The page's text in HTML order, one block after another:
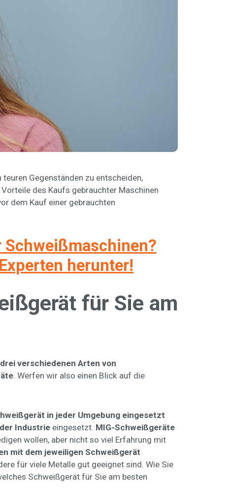
Gegenständen zu entscheiden,
des Kaufs gebrauchter Maschinen
dem Kauf einer gebrauchten
Schweißmaschinen?
herunter!
für Sie am
verschiedenen Arten von
. Werfen wir also einen Blick auf die
in jeder Umgebung eingesetzt
Industrie eingesetzt. MIG-Schweißgeräte
wollen, aber nicht so viel Erfahrung mit
mit dem jeweiligen Schweißgerät
für viele Metalle gut geeignet sind. Wie Sie
Schweißgerät für Sie am besten